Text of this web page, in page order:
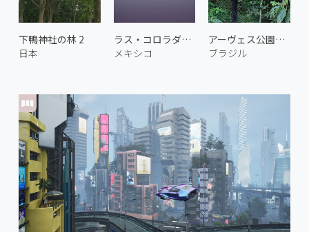
下鴨神社の林 2
日本
ラス・コロラダスのピンクラグーン
メキシコ
アーヴェス公園の鳥 2
ブラジル